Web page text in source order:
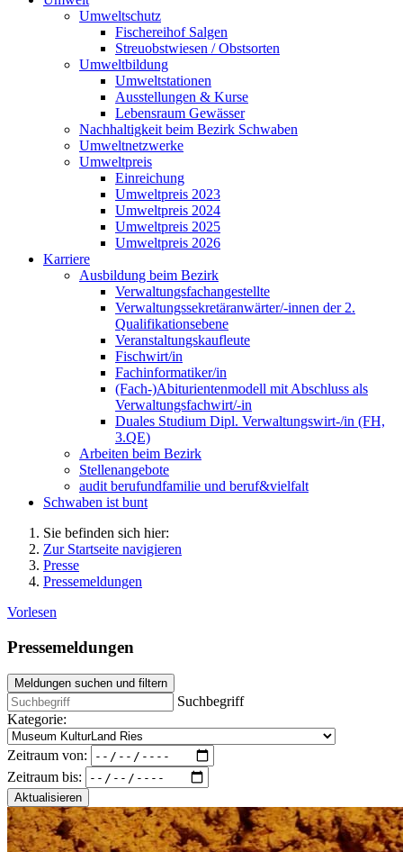
Umweltschutz
Fischereihof Salgen
Streuobstwiesen / Obstsorten
Umweltbildung
Umweltstationen
Ausstellungen & Kurse
Lebensraum Gewässer
Nachhaltigkeit beim Bezirk Schwaben
Umweltnetzwerke
Umweltpreis
Einreichung
Umweltpreis 2023
Umweltpreis 2024
Umweltpreis 2025
Umweltpreis 2026
Karriere
Ausbildung beim Bezirk
Verwaltungsfachangestellte
Verwaltungssekretäranwärter/-innen der 2.
Qualifikationsebene
Veranstaltungskaufleute
Fischwirt/in
Fachinformatiker/in
(Fach-)Abiturientenmodell mit Abschluss als
Verwaltungsfachwirt/-in
Duales Studium Dipl. Verwaltungswirt-/in (FH,
3.QE)
Arbeiten beim Bezirk
Stellenangebote
audit berufundfamilie und beruf&vielfalt
Schwaben ist bunt
Sie befinden sich hier:
Zur Startseite navigieren
Presse
Pressemeldungen
Vorlesen
Pressemeldungen
Meldungen suchen und filtern
Suchbegriff
Kategorie:
Zeitraum von:
Zeitraum bis:
Aktualisieren